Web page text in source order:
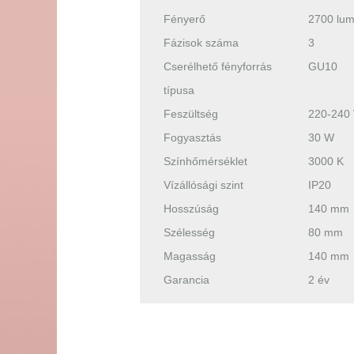
Fényerő
2700
Fázisok száma
3
Cserélhető fényforrás
típusa
GU10
Feszültség
220-240
Fogyasztás
30 W
Színhőmérséklet
3000 K
Vízállósági szint
IP20
Hosszúság
140 mm
Szélesség
80 mm
Magasság
140 mm
Garancia
2 év